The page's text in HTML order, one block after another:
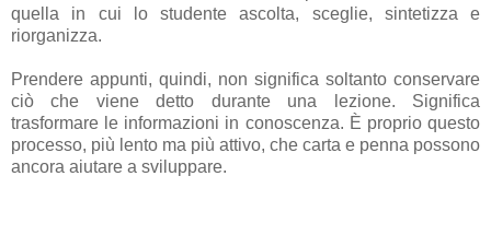
quella in cui lo studente ascolta, sceglie, sintetizza e
riorganizza.
Prendere appunti, quindi, non significa soltanto conservare
ciò che viene detto durante una lezione. Significa
trasformare le informazioni in conoscenza. È proprio questo
processo, più lento ma più attivo, che carta e penna possono
ancora aiutare a sviluppare.